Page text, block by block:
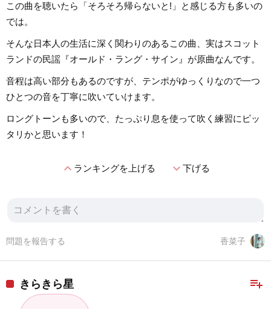
この曲を聴いたら「そろそろ帰らないと!」と感じる方も多いの
では。
そんな日本人の生活に深く関わりのあるこの曲、実はスコット
ランドの民謡『オールド・ラング・サイン』が原曲なんです。
音程は高い部分もあるのですが、テンポがゆっくりなので一つ
ひとつの音を丁寧に吹いていけます。
ロングトーンも多いので、たっぷり息を使って吹く練習にピッ
タリかと思います！
expand_lessランキングを上げる expand_more下げる
香菜子
問題を報告する
playlist_add
きらきら星